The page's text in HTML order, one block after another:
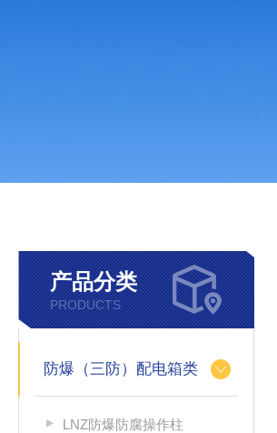
产品分类
PRODUCTS
防爆（三防）配电箱类
LNZ防爆防腐操作柱